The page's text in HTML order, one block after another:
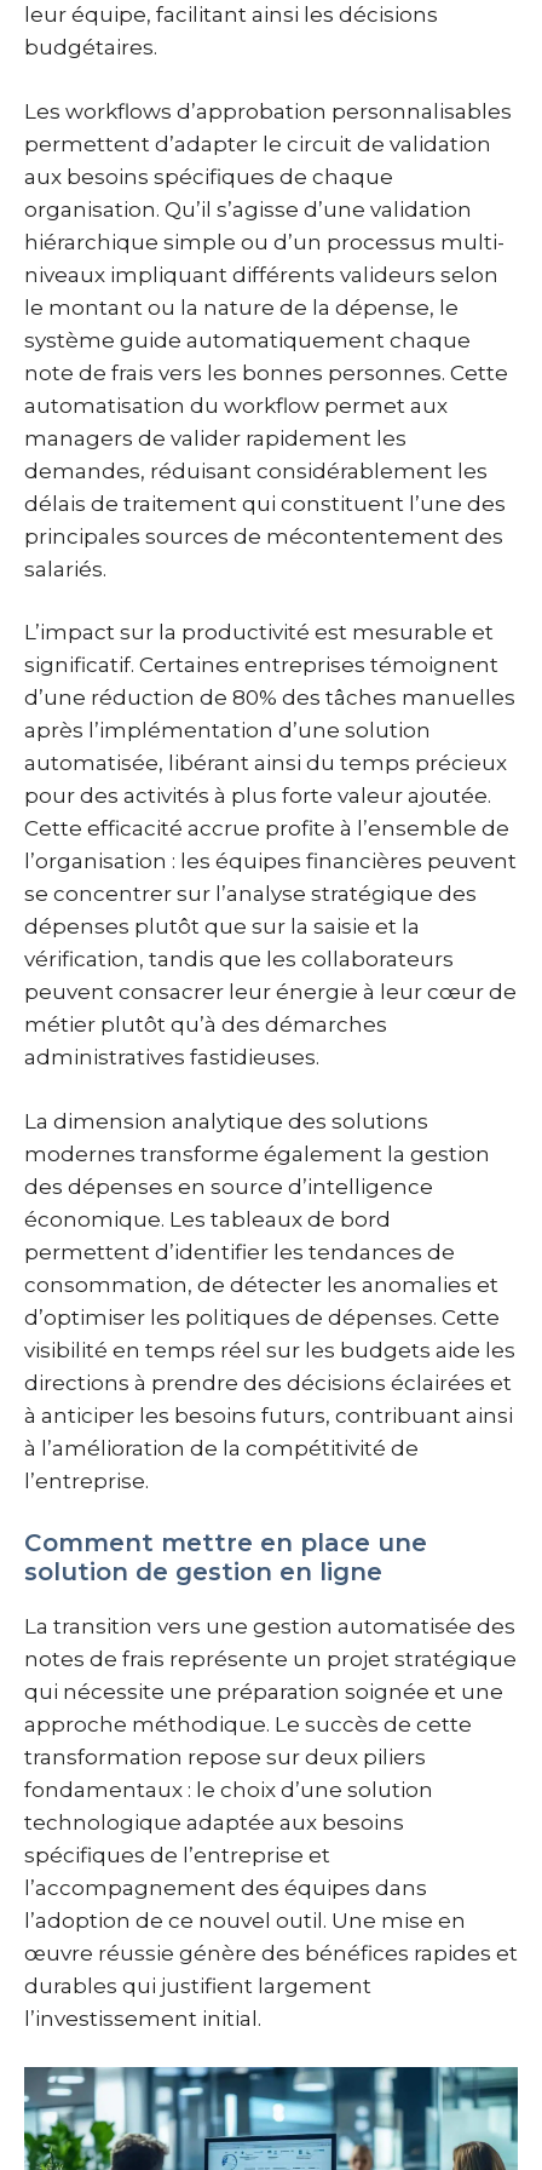
leur équipe, facilitant ainsi les décisions
budgétaires.
Les workflows d’approbation personnalisables
permettent d’adapter le circuit de validation
aux besoins spécifiques de chaque
organisation. Qu’il s’agisse d’une validation
hiérarchique simple ou d’un processus multi-
niveaux impliquant différents valideurs selon
le montant ou la nature de la dépense, le
système guide automatiquement chaque
note de frais vers les bonnes personnes. Cette
automatisation du workflow permet aux
managers de valider rapidement les
demandes, réduisant considérablement les
délais de traitement qui constituent l’une des
principales sources de mécontentement des
salariés.
L’impact sur la productivité est mesurable et
significatif. Certaines entreprises témoignent
d’une réduction de 80% des tâches manuelles
après l’implémentation d’une solution
automatisée, libérant ainsi du temps précieux
pour des activités à plus forte valeur ajoutée.
Cette efficacité accrue profite à l’ensemble de
l’organisation : les équipes financières peuvent
se concentrer sur l’analyse stratégique des
dépenses plutôt que sur la saisie et la
vérification, tandis que les collaborateurs
peuvent consacrer leur énergie à leur cœur de
métier plutôt qu’à des démarches
administratives fastidieuses.
La dimension analytique des solutions
modernes transforme également la gestion
des dépenses en source d’intelligence
économique. Les tableaux de bord
permettent d’identifier les tendances de
consommation, de détecter les anomalies et
d’optimiser les politiques de dépenses. Cette
visibilité en temps réel sur les budgets aide les
directions à prendre des décisions éclairées et
à anticiper les besoins futurs, contribuant ainsi
à l’amélioration de la compétitivité de
l’entreprise.
Comment mettre en place une
solution de gestion en ligne
La transition vers une gestion automatisée des
notes de frais représente un projet stratégique
qui nécessite une préparation soignée et une
approche méthodique. Le succès de cette
transformation repose sur deux piliers
fondamentaux : le choix d’une solution
technologique adaptée aux besoins
spécifiques de l’entreprise et
l’accompagnement des équipes dans
l’adoption de ce nouvel outil. Une mise en
œuvre réussie génère des bénéfices rapides et
durables qui justifient largement
l’investissement initial.